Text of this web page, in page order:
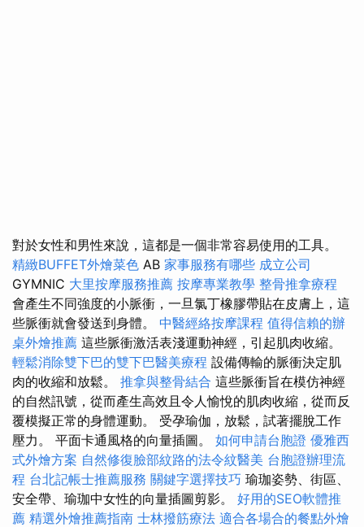
對於女性和男性來說，這都是一個非常容易使用的工具。
精緻BUFFET外燴菜色 AB 家事服務有哪些 成立公司
GYMNIC 大里按摩服務推薦 按摩專業教學 整骨推拿療程
會產生不同強度的小脈衝，一旦氯丁橡膠帶貼在皮膚上，這
些脈衝就會發送到身體。 中醫經絡按摩課程 值得信賴的辦
桌外燴推薦 這些脈衝激活表淺運動神經，引起肌肉收縮。
輕鬆消除雙下巴的雙下巴醫美療程 設備傳輸的脈衝決定肌
肉的收縮和放鬆。 推拿與整骨結合 這些脈衝旨在模仿神經
的自然訊號，從而產生高效且令人愉悅的肌肉收縮，從而反
覆模擬正常的身體運動。 受孕瑜伽，放鬆，試著擺脫工作
壓力。 平面卡通風格的向量插圖。 如何申請台胞證 優雅西
式外燴方案 自然修復臉部紋路的法令紋醫美 台胞證辦理流
程 台北記帳士推薦服務 關鍵字選擇技巧 瑜珈姿勢、街區、
安全帶、瑜珈中女性的向量插圖剪影。 好用的SEO軟體推
薦 精選外燴推薦指南 士林撥筋療法 適合各場合的餐點外燴